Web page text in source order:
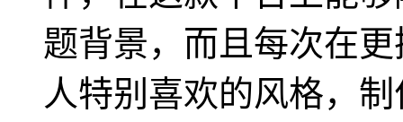
题背景，而且每次在
人特别喜欢的风格，